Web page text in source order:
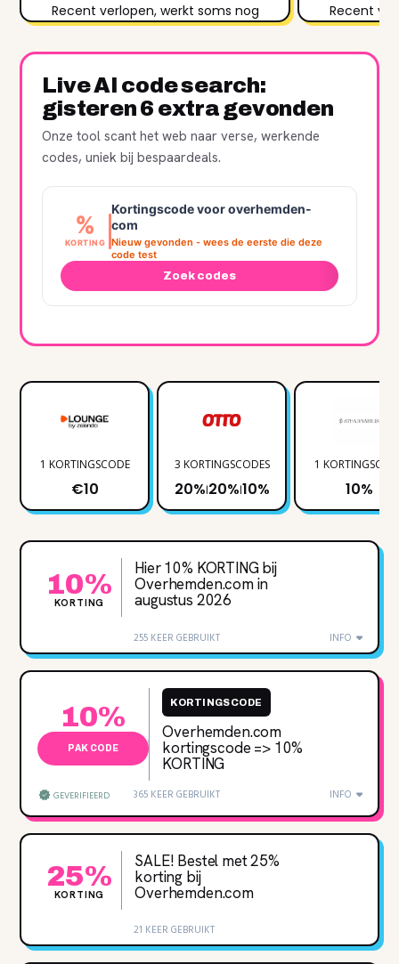
Recent verlopen, werkt soms nog Recent
Live AI code search:
gisteren 6 extra gevonden
Onze tool scant het web naar verse, werkende
codes, uniek bij bespaardeals.
%
KORTING
Kortingscode voor overhemden-
com
Nieuw gevonden - wees de eerste die deze
code test
Zoek codes
1 KORTINGSCODE
€10
3 KORTINGSCODES
20%|20%|10%
1
10%
10%
KORTING
Hier 10% KORTING bij
Overhemden.com in
augustus 2026
255 KEER GEBRUIKT INFO
10%
PAK CODE
KORTINGSCODE
Overhemden.com
kortingscode => 10%
KORTING
GEVERIFIEERD 365 KEER GEBRUIKT INFO
25%
KORTING
SALE! Bestel met 25‌%
korting bij
Overhemden.com
21 KEER GEBRUIKT